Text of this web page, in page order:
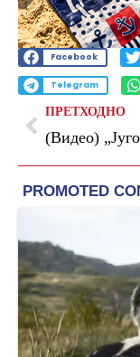
Facebook
Telegram
ПРЕТХОДНО